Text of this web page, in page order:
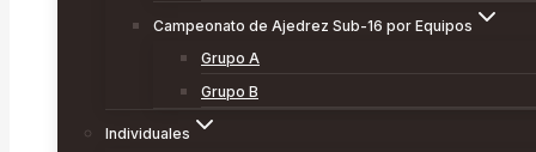
Campeonato de Ajedrez Sub-16 por Equipos
Grupo A
Grupo B
Individuales